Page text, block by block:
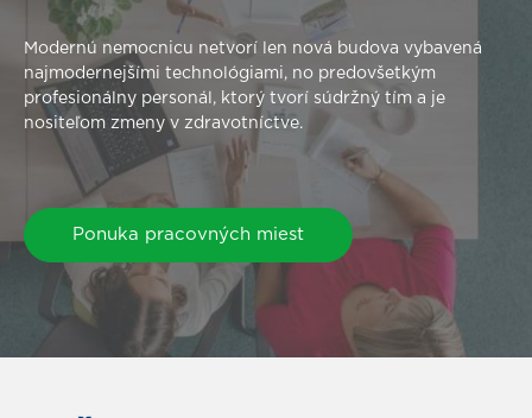
Modernú nemocnicu netvorí len nová budova vybavená
najmodernejšími technológiami, no predovšetkým
profesionálny personál, ktorý tvorí súdržný tím a je
nositeľom zmeny v zdravotníctve.
Ponuka pracovných miest